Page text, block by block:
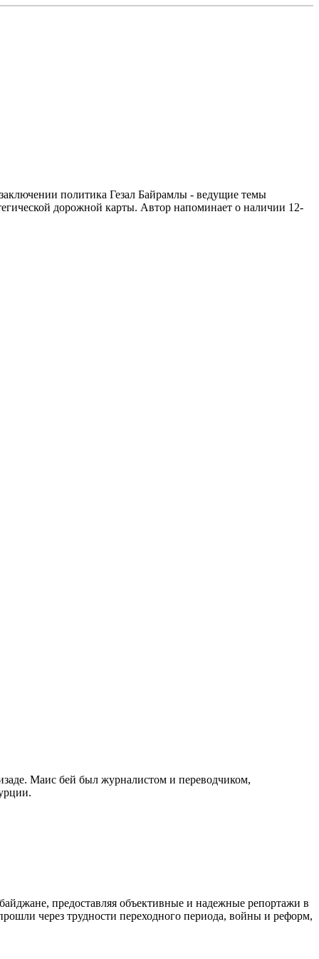
политика Гезал Байрамлы - ведущие темы
дорожной карты. Автор напоминает о наличии 12-
Маис бей был журналистом и переводчиком,
предоставляя объективные и надежные репортажи в
через трудности переходного периода, войны и реформ,